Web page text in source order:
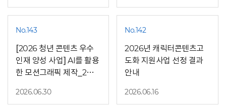
No.143
[2026 청년 콘텐츠 우수
인재 양성 사업] AI를 활용
한 모션그래픽 제작_2기
2026.06.30
No.142
2026년 캐릭터콘텐츠고
도화 지원사업 선정 결과
안내
2026.06.16